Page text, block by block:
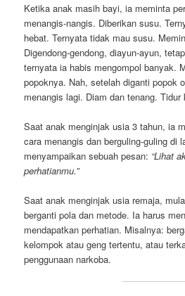
Ketika anak masih bayi, ia meminta
menangis-nangis. Diberikan susu.
hebat. Ternyata tidak mau susu.
Digendong-gendong, diayun-ayun,
ternyata ia habis mengompol banyak.
popoknya. Nah, setelah diganti popok
menangis lagi. Diam dan tenang. Tidur
Saat anak menginjak usia 3 tahun, ia
cara menangis dan berguling-guling di
menyampaikan sebuah pesan: “Lihat
perhatianmu.”
Saat anak menginjak usia remaja,
berganti pola dan metode. Ia harus
mendapatkan perhatian. Misalnya:
kelompok atau geng tertentu, atau
penggunaan narkoba.